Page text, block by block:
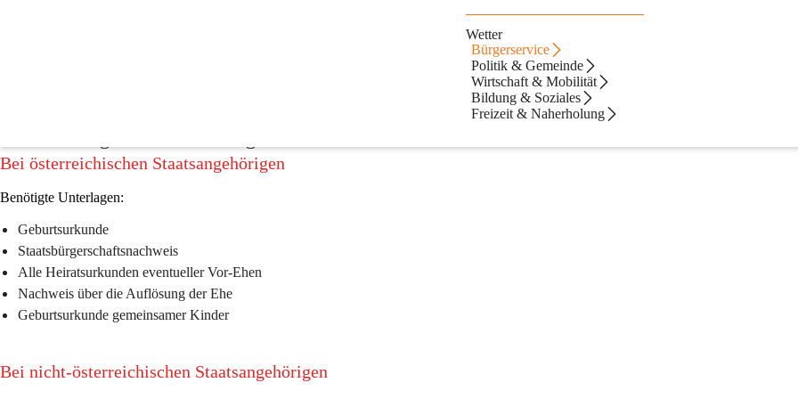
Wetter
Bürgerservice
Politik & Gemeinde
Wirtschaft & Mobilität
Bildung & Soziales
Freizeit & Naherholung
Am Standesamt werden die wesentlichen Ereignisse des Lebens, beginnend mit der Geburt, über die Eheschließung bis hin zum Sterbefall
beurkundet. Das Standesamt, Meldeamt sowie Fundamt befindet sich im Bürgerservice im Erdgeschoss.
Bei österreichischen Staatsangehörigen
Benötigte Unterlagen:
Geburtsurkunde
Staatsbürgerschaftsnachweis
Alle Heiratsurkunden eventueller Vor-Ehen
Nachweis über die Auflösung der Ehe
Geburtsurkunde gemeinsamer Kinder
Bei nicht-österreichischen Staatsangehörigen